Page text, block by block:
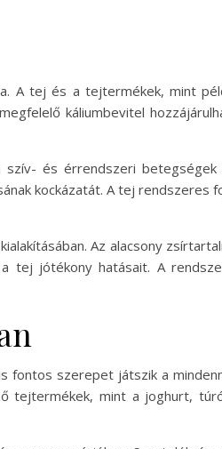
A tej és a tejtermékek, mint
káliumbevitel
és érrendszeri betegségek
kockázatát. A tej rendszeres
Az alacsony
tej jótékony hatásait. A
fontos szerepet játszik a
tejtermékek, mint a joghurt,